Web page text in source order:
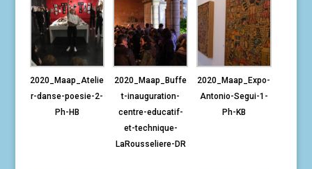
2020_Maap_Atelie
r-danse-poesie-2-
Ph-HB
2020_Maap_Buffe
t-inauguration-
centre-educatif-
et-technique-
LaRousseliere-DR
2020_Maap_Expo-
Antonio-Segui-1-
Ph-KB